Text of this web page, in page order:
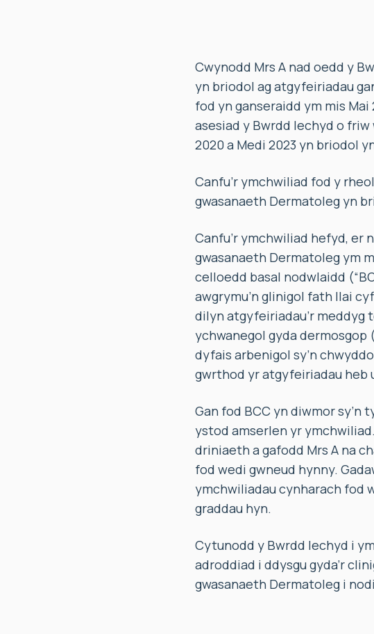
Cwynodd Mrs A nad oedd y
yn briodol ag atgyfeiriadau
fod yn ganseraidd ym mis
asesiad y Bwrdd Iechyd o
2020 a Medi 2023 yn briodol
Canfu’r ymchwiliad fod y
gwasanaeth Dermatoleg yn
Canfu’r ymchwiliad hefyd, er
gwasanaeth Dermatoleg ym
celloedd basal nodwlaidd
awgrymu’n glinigol fath llai
dilyn atgyfeiriadau’r meddyg
ychwanegol gyda
dyfais arbenigol sy’n
gwrthod yr atgyfeiriadau heb
Gan fod BCC yn diwmor sy’n
ystod amserlen yr
driniaeth a gafodd Mrs A na
fod wedi gwneud hynny.
ymchwiliadau cynharach fod
graddau hyn.
Cytunodd y Bwrdd Iechyd i
adroddiad i ddysgu gyda’r
gwasanaeth Dermatoleg i